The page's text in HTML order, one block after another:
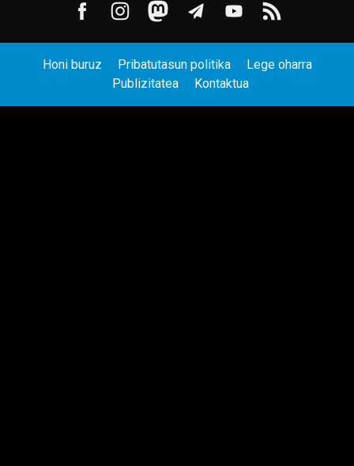
Honi buruz Pribatutasun politika
Lege oharra
Publizitatea
Kontaktua